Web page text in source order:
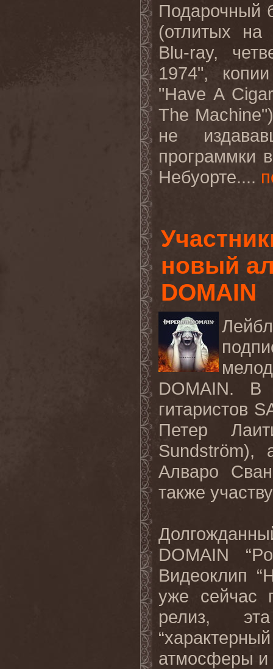
Подарочный
(отлитых на
Blu-ray,
1974",
"Have A Cigar
The Machine
не
программки
Небуорте....
новый
DOMAIN
DOMAIN. В
гитаристов
Петер
Sundström),
Алваро
также
DOMAIN
Видеоклип “
уже
релиз,
атмосферы и